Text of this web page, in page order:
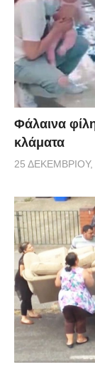
Φάλαινα
κλάματα
25 ΔΕΚΕΜΒΡΊΟΥ,